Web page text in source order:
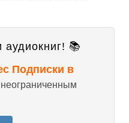
аудиокниг! 📚
Подписки в